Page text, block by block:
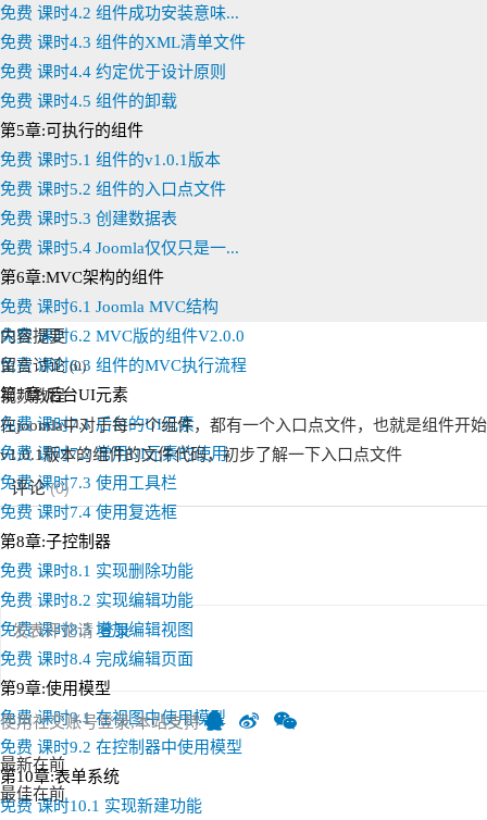
现在的XML清单文件有点小复杂了.为了便于说明，我已经添加
息。这些内容最终将出现的扩展的管理界面。如图：
在v1.0.0版本没填这些信息之前，这里都是空白。
3，files节点
files这个节点用来说明组件所需要的所有文件或者文件夹。它有
zmaxbook.php，index.html
files节点支持两个子节点:file节点和folder节点。folder节点的用
在上面的XML文件中，因为files节点的父节点是administrator节点
下面。如图：
4，组件的入口点文件
组件根目录下的zmaxbook.php文件我们称之为组件的入口点文
名称就为zmaxbook.php。这个是已经约定好的，如果你改用其他
每一个组件都必须有入口点文件，如果没有，系统就会很直接的
<?php
/**
*	description:ZMAXBOOK组件 入口点文件
*  author：min.zhang
免费 课时4.2 组件成功安装意味...
免费 课时4.3 组件的XML清单文件
免费 课时4.4 约定优于设计原则
免费 课时4.5 组件的卸载
第5章:可执行的组件
免费 课时5.1 组件的v1.0.1版本
免费 课时5.2 组件的入口点文件
免费 课时5.3 创建数据表
免费 课时5.4 Joomla仅仅只是一...
第6章:MVC架构的组件
免费 课时6.1 Joomla MVC结构
免费课时6.2 MVC版的组件V2.0.0
免费课时6.3 组件的MVC执行流程
第7章:后台UI元素
免费课时7.1 后台的UI元素
免费 课时7.2 常用UI元素的使用
免费课时7.3 使用工具栏
免费课时7.4 使用复选框
第8章:子控制器
免费 课时8.1 实现删除功能
免费 课时8.2 实现编辑功能
免费课时8.3 增加编辑视图
免费 课时8.4 完成编辑页面
第9章:使用模型
免费课时9.1 在视图中使用模型
免费 课时9.2 在控制器中使用模型
第10章:表单系统
免费课时10.1 实现新建功能
内容提要
留言讨论(0)
视频教程
在joomla中对于每一个组件，都有一个入口点文件，也就是组件开
v1.0.1版本的组件的文件代码，初步了解一下入口点文件
评论(0)
发表评论请登录
使用社交账号登录,本站支持
最新在前
最佳在前